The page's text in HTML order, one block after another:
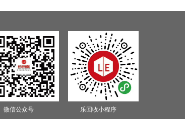
微信公众号 乐回收小程序